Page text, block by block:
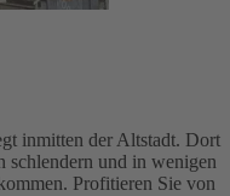
inmitten der Altstadt. Dort
schlendern und in wenigen
Profitieren Sie von